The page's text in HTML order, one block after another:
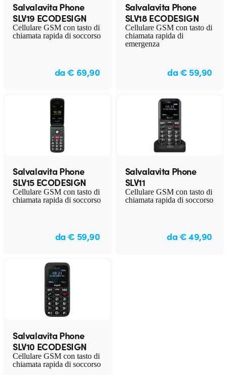
Salvalavita Phone
SLV19 ECODESIGN
Cellulare GSM con tasto di
chiamata rapida di soccorso
da € 69,90
Salvalavita Phone
SLV18 ECODESIGN
Cellulare GSM con tasto di
chiamata rapida di
emergenza
da € 59,90
Salvalavita Phone
SLV15 ECODESIGN
Cellulare GSM con tasto di
chiamata rapida di soccorso
da € 59,90
Salvalavita Phone
SLV11
Cellulare GSM con tasto di
chiamata rapida di soccorso
da € 49,90
Salvalavita Phone
SLV10 ECODESIGN
Cellulare GSM con tasto di
chiamata rapida di soccorso